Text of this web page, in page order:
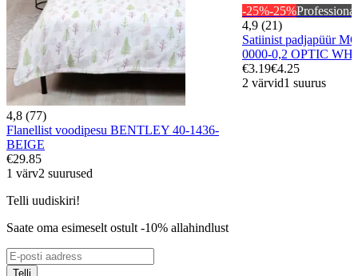
4,8 (77)
Flanellist voodipesu BENTLEY 40-1436-
BEIGE
€29.85
1 värv2 suurused
-25%-25%Professional
4,9 (21)
Satiinist padjapüür
0000-0,2 OPTIC
€3.19€4.25
2 värvid1 suurus
Telli uudiskiri!
Saate oma esimeselt ostult -10% allahindlust
Telli